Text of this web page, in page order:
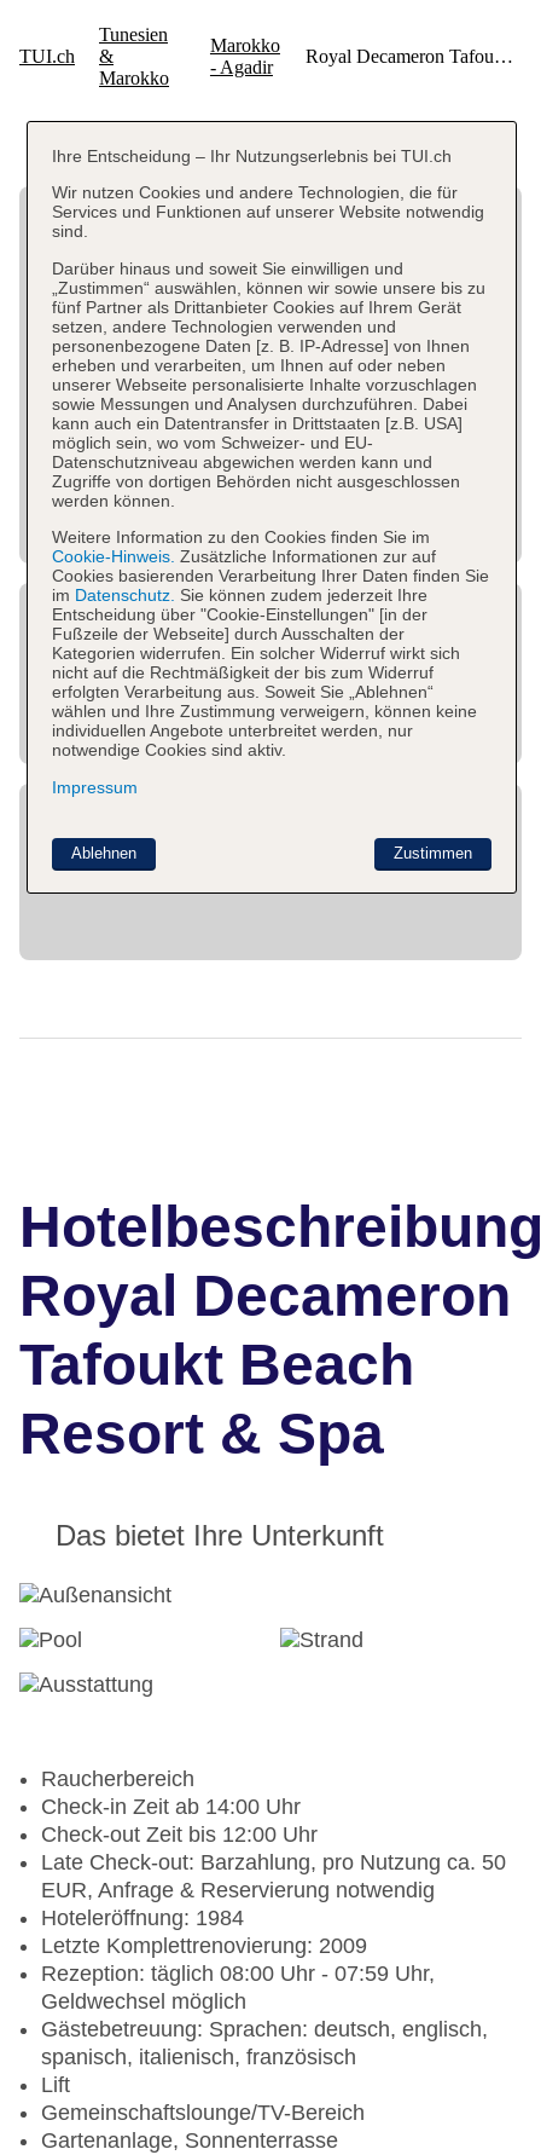
Royal Decameron
Tafoukt Beach
Resort & Spa
Das bietet Ihre Unterkunft
Raucherbereich
Check-in Zeit ab 14:00 Uhr
Check-out Zeit bis 12:00 Uhr
Late Check-out: Barzahlung, pro Nutzung ca. 50
EUR, Anfrage & Reservierung notwendig
Hoteleröffnung: 1984
Letzte Komplettrenovierung: 2009
Rezeption: täglich 08:00 Uhr - 07:59 Uhr,
Geldwechsel möglich
Gästebetreuung: Sprachen: deutsch, englisch,
spanisch, italienisch, französisch
Lift
Gemeinschaftslounge/TV-Bereich
Gartenanlage, Sonnenterrasse
Ihre Entscheidung – Ihr Nutzungserlebnis bei TUI.ch
Wir nutzen Cookies und andere Technologien, die für
Services und Funktionen auf unserer Website notwendig
sind.
Darüber hinaus und soweit Sie einwilligen und
„Zustimmen“ auswählen, können wir sowie unsere bis zu
fünf Partner als Drittanbieter Cookies auf Ihrem Gerät
setzen, andere Technologien verwenden und
personenbezogene Daten [z. B. IP-Adresse] von Ihnen
erheben und verarbeiten, um Ihnen auf oder neben
unserer Webseite personalisierte Inhalte vorzuschlagen
sowie Messungen und Analysen durchzuführen. Dabei
kann auch ein Datentransfer in Drittstaaten [z.B. USA]
möglich sein, wo vom Schweizer- und EU-
Datenschutzniveau abgewichen werden kann und
Zugriffe von dortigen Behörden nicht ausgeschlossen
werden können.
Weitere Information zu den Cookies finden Sie im
Cookie-Hinweis. Zusätzliche Informationen zur auf
Cookies basierenden Verarbeitung Ihrer Daten finden Sie
im Datenschutz. Sie können zudem jederzeit Ihre
Entscheidung über "Cookie-Einstellungen" [in der
Fußzeile der Webseite] durch Ausschalten der
Kategorien widerrufen. Ein solcher Widerruf wirkt sich
nicht auf die Rechtmäßigkeit der bis zum Widerruf
erfolgten Verarbeitung aus. Soweit Sie „Ablehnen“
wählen und Ihre Zustimmung verweigern, können keine
individuellen Angebote unterbreitet werden, nur
notwendige Cookies sind aktiv.
Impressum
Zustimmen
Ablehnen